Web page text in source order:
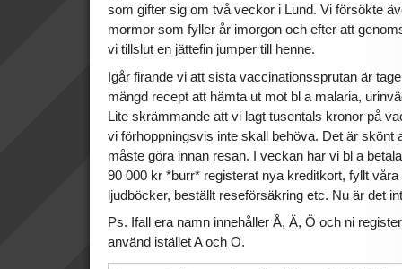
som gifter sig om två veckor i Lund. Vi försökte
mormor som fyller år imorgon och efter att
vi tillslut en jättefin jumper till henne.
Igår firande vi att sista vaccinationssprutan är
mängd recept att hämta ut mot bl a malaria,
Lite skrämmande att vi lagt tusentals kronor på
vi förhoppningsvis inte skall behöva. Det är skönt
måste göra innan resan. I veckan har vi bl a
90 000 kr *burr* registerat nya kreditkort, fyllt
ljudböcker, beställt reseförsäkring etc. Nu är det
Ps. Ifall era namn innehåller Å, Ä, Ö och ni
använd istället A och O.